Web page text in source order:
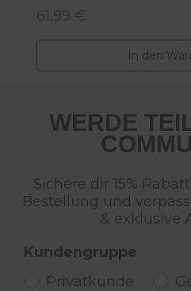
Regulärer Preis:
61,99 €
In den
WERDE
Sichere dir 15%
Bestellung und
& exklusive
Kundengruppe
Privatkunde